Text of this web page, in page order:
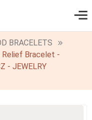
BRACELETS
Relief Bracelet -
- JEWELRY